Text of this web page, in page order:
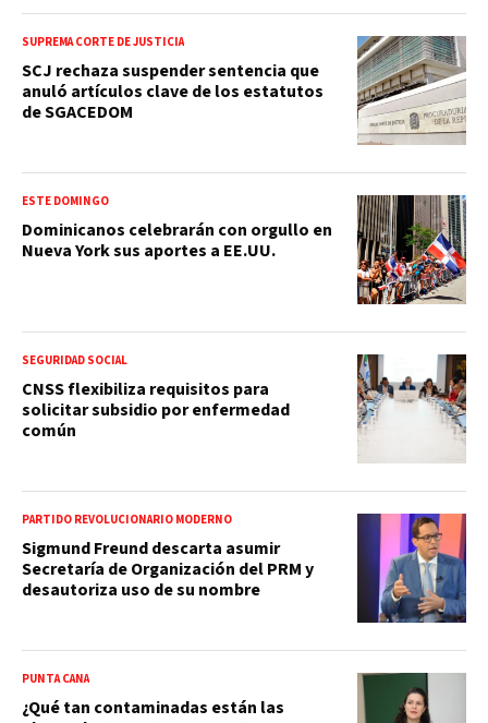
SUPREMA CORTE DE JUSTICIA
SCJ rechaza suspender sentencia que
anuló artículos clave de los estatutos
de SGACEDOM
ESTE DOMINGO
Dominicanos celebrarán con orgullo en
Nueva York sus aportes a EE.UU.
SEGURIDAD SOCIAL
CNSS flexibiliza requisitos para
solicitar subsidio por enfermedad
común
PARTIDO REVOLUCIONARIO MODERNO
Sigmund Freund descarta asumir
Secretaría de Organización del PRM y
desautoriza uso de su nombre
PUNTA CANA
¿Qué tan contaminadas están las